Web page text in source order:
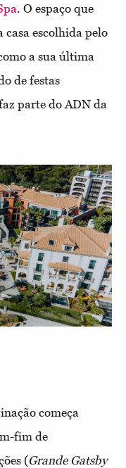
. O espaço que
escolhida pelo
a sua última
de festas
parte do ADN da
começa
fim de
(Grande Gatsby